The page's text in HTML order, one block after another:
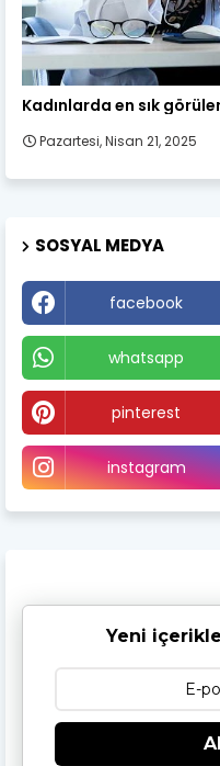
Kadın Sağlığı
Kadınlarda en sık
Pazartesi, Nisan 21, 2025
SOSYAL MEDYA
facebook
whatsapp
pinterest
instagram
Yeni